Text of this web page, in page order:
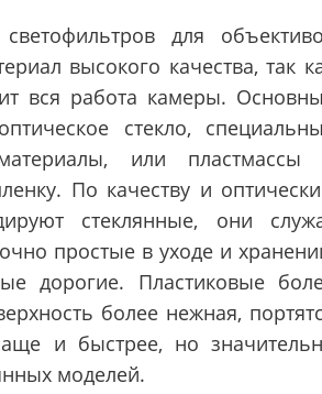
для
высокого качества, так
вся работа камеры.
стекло,
или пластмассы
По качеству и
стеклянные, они
простые в уходе и
дорогие. Пластиковые
более нежная,
и быстрее, но
моделей.